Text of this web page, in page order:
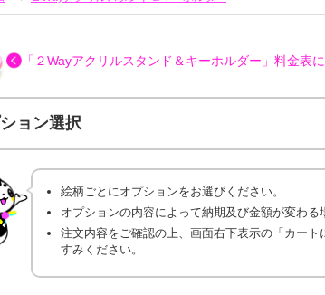
「２Wayアクリルスタンド＆キーホルダー」 料金表
ョン選択
絵柄ごとにオプションをお選びください。
オプションの内容によって納期及び金額が変わる
注文内容をご確認の上、画面右下表示の「カー
すみください。